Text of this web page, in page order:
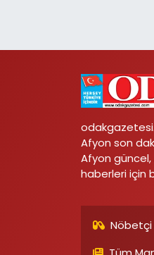
Afyon son
Afyon
haberleri için
Nöbetçi